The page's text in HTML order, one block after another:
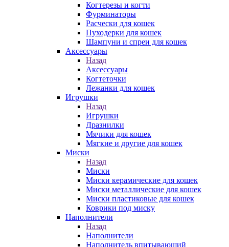
Когтерезы и когти
Фурминаторы
Расчески для кошек
Пуходерки для кошек
Шампуни и спреи для кошек
Аксессуары
Назад
Аксессуары
Когтеточки
Лежанки для кошек
Игрушки
Назад
Игрушки
Дразнилки
Мячики для кошек
Мягкие и другие для кошек
Миски
Назад
Миски
Миски керамические для кошек
Миски металлические для кошек
Миски пластиковые для кошек
Коврики под миску
Наполнители
Назад
Наполнители
Наполнитель впитывающий